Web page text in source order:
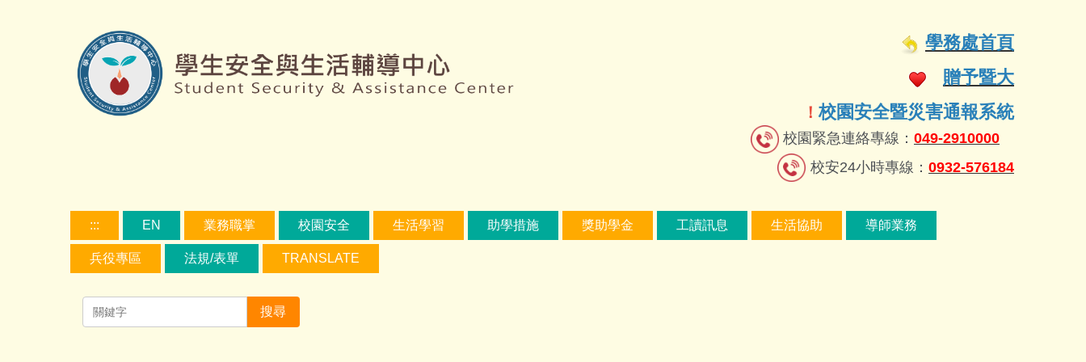
學務處首頁
贈予暨大
！校園安全暨災害通報系統
校園緊急連絡專線： 049-2910000
校安24小時專線： 0932-576184
::: EN 業務職掌 校園安全 生活學習 助學措施 獎助學金 工讀訊息 生活協助 導師業務
兵役專區 法規/表單 TRANSLATE
搜尋